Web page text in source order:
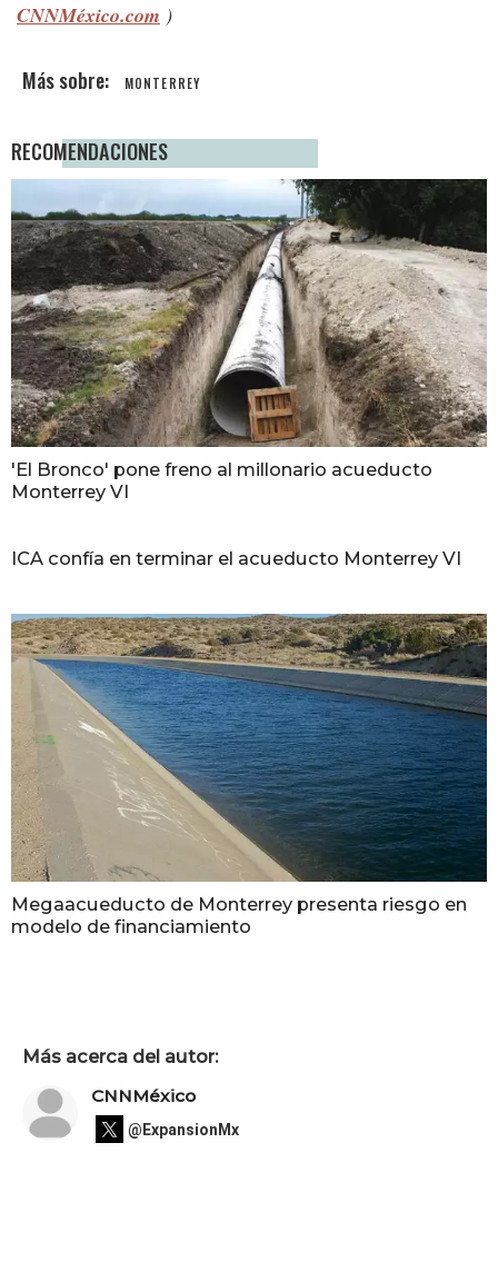
CNNMéxico.com )
MONTERREY
RECOMENDACIONES
'El Bronco' pone freno al millonario acueducto
Monterrey VI
ICA confía en terminar el acueducto Monterrey VI
Megaacueducto de Monterrey presenta riesgo en
modelo de financiamiento
Más acerca del autor:
CNNMéxico
@ExpansionMx